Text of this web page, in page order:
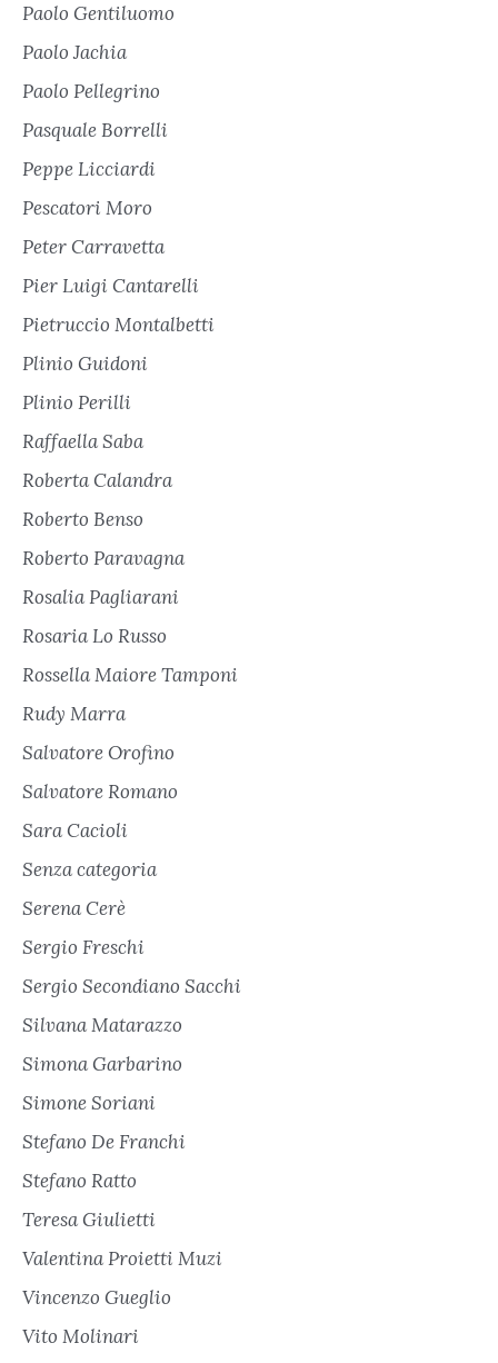
Paolo Gentiluomo
Paolo Jachia
Paolo Pellegrino
Pasquale Borrelli
Peppe Licciardi
Pescatori Moro
Peter Carravetta
Pier Luigi Cantarelli
Pietruccio Montalbetti
Plinio Guidoni
Plinio Perilli
Raffaella Saba
Roberta Calandra
Roberto Benso
Roberto Paravagna
Rosalia Pagliarani
Rosaria Lo Russo
Rossella Maiore Tamponi
Rudy Marra
Salvatore Orofino
Salvatore Romano
Sara Cacioli
Senza categoria
Serena Cerè
Sergio Freschi
Sergio Secondiano Sacchi
Silvana Matarazzo
Simona Garbarino
Simone Soriani
Stefano De Franchi
Stefano Ratto
Teresa Giulietti
Valentina Proietti Muzi
Vincenzo Gueglio
Vito Molinari